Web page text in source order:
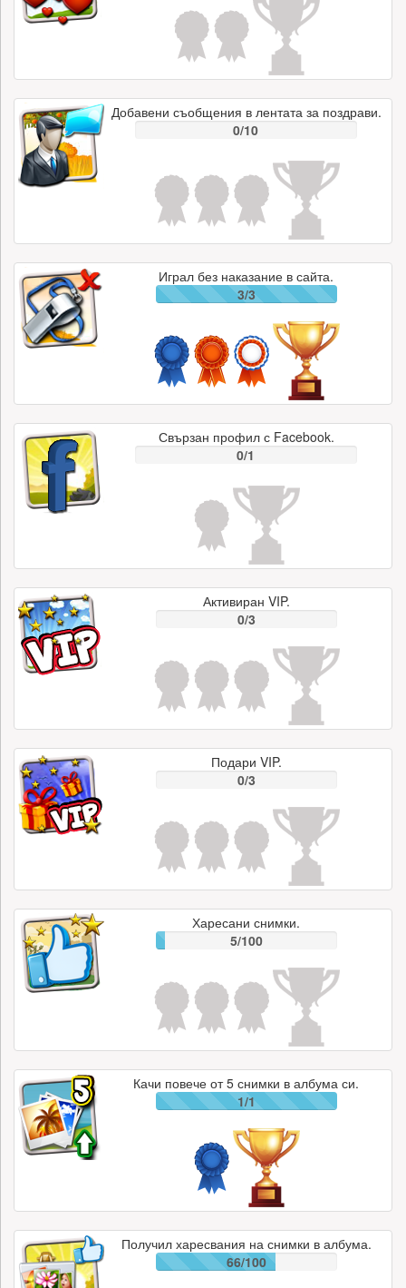
Добавени съобщения в лентата за поздрави.
0/10
Играл без наказание в сайта.
3/3
Свързан профил с Facebook.
0/1
Активиран VIP.
0/3
Подари VIP.
0/3
Харесани снимки.
5/100
Качи повече от 5 снимки в албума си.
1/1
Получил харесвания на снимки в албума.
66/100